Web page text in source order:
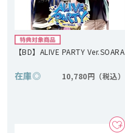
【BD】ALIVE PARTY Ver.SOARA
在庫◎ 10,780円